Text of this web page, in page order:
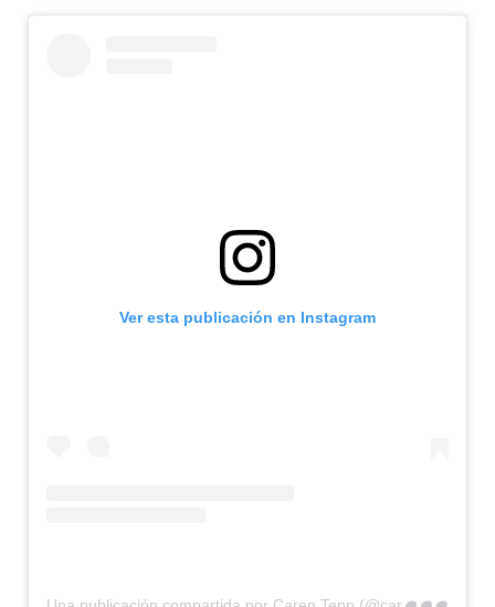
Ver esta publicación en Instagram
U
na publicación compartida por Caren Tepp (@carentepp)